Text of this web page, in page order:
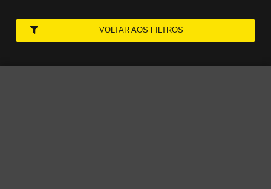
VOLTAR AOS FILTROS